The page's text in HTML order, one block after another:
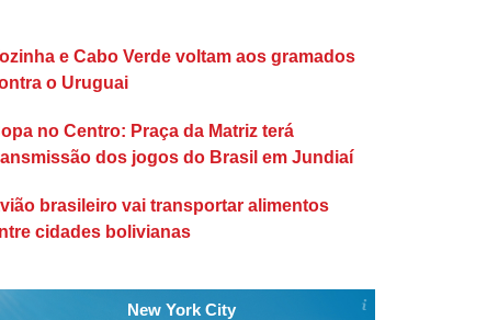
e Cabo Verde voltam aos gramados
o Uruguai
no Centro: Praça da Matriz terá
dos jogos do Brasil em Jundiaí
brasileiro vai transportar alimentos
cidades bolivianas
New York City